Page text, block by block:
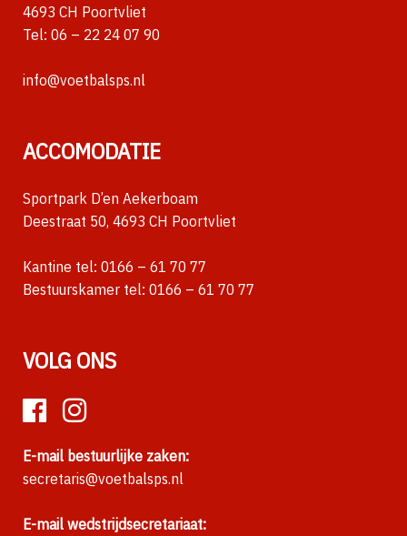
4693 CH Poortvliet
Tel: 06 – 22 24 07 90
info@voetbalsps.nl
ACCOMODATIE
Sportpark D’en Aekerboam
Deestraat 50, 4693 CH Poortvliet
Kantine tel: 0166 – 61 70 77
Bestuurskamer tel: 0166 – 61 70 77
VOLG ONS
E-mail bestuurlijke zaken:
secretaris@voetbalsps.nl
E-mail wedstrijdsecretariaat: